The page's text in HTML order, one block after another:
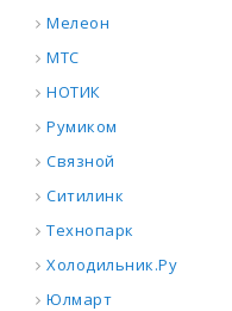
Мелеон
МТС
НОТИК
Румиком
Связной
Ситилинк
Технопарк
Холодильник.Ру
Юлмарт